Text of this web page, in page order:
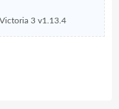
3 v1.13.4